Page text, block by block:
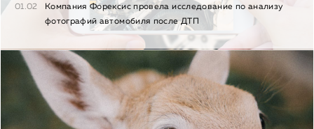
01.02
Компания Форексис провела исследование по анализу
фотографий автомобиля после ДТП